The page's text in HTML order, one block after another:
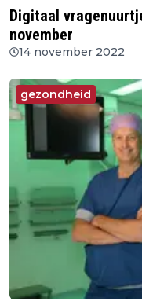
Digitaal
november
14 november 2022
gezondheid